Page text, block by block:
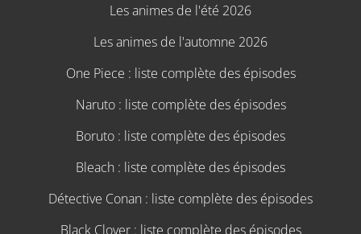
Les animes de l'été 2026
Les animes de l'automne 2026
One Piece : liste complète des épisodes
Naruto : liste complète des épisodes
Boruto : liste complète des épisodes
Bleach : liste complète des épisodes
Détective Conan : liste complète des épisodes
Black Clover : liste complète des épisodes